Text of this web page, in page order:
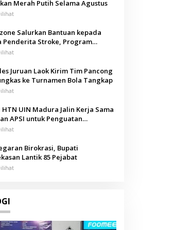
Merah Putih Selama Agustus
Salurkan Bantuan kepada
Penderita Stroke, Program
Masuki Hari ke-61
Juruan Laok Kirim Tim Pancong
ke Turnamen Bola Tangkap
UIN Madura Jalin Kerja Sama
APSI untuk Penguatan
Mahasiswa
Birokrasi, Bupati
Lantik 85 Pejabat